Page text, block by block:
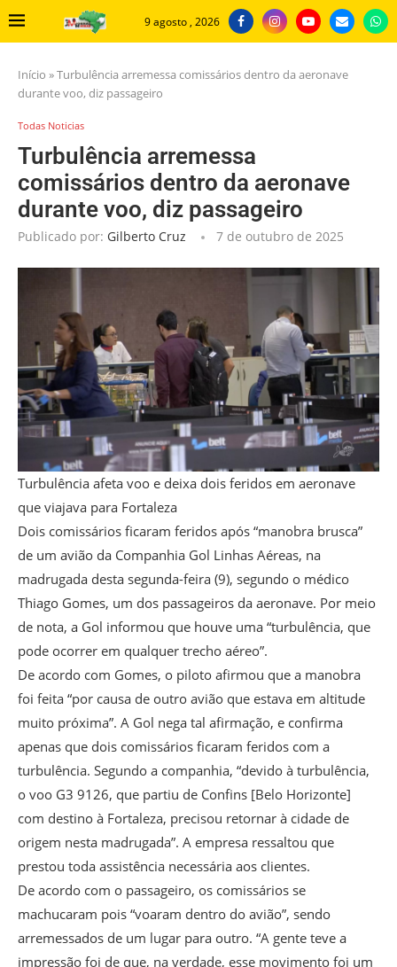
9 agosto , 2026
Início »Turbulência arremessa comissários dentro da aeronave
durante voo, diz passageiro
Todas Noticias
Turbulência arremessa
comissários dentro da aeronave
durante voo, diz passageiro
Publicado por: Gilberto Cruz 7 de outubro de 2025
Turbulência afeta voo e deixa dois feridos em aeronave
que viajava para Fortaleza
Dois comissários ficaram feridos após “manobra brusca”
de um avião da Companhia Gol Linhas Aéreas, na
madrugada desta segunda-feira (9), segundo o médico
Thiago Gomes, um dos passageiros da aeronave. Por meio
de nota, a Gol informou que houve uma “turbulência, que
pode ocorrer em qualquer trecho aéreo”.
De acordo com Gomes, o piloto afirmou que a manobra
foi feita “por causa de outro avião que estava em altitude
muito próxima”. A Gol nega tal afirmação, e confirma
apenas que dois comissários ficaram feridos com a
turbulência. Segundo a companhia, “devido à turbulência,
o voo G3 9126, que partiu de Confins [Belo Horizonte]
com destino à Fortaleza, precisou retornar à cidade de
origem nesta madrugada”. A empresa ressaltou que
prestou toda assistência necessária aos clientes.
De acordo com o passageiro, os comissários se
machucaram pois “voaram dentro do avião”, sendo
arremessados de um lugar para outro. “A gente teve a
impressão foi de que, na verdade, esse movimento foi um